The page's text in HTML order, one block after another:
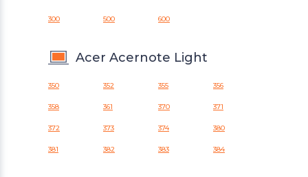
300 500 600
Acer Acernote Light
350 352 355 356
358 361 370 371
372 373 374 380
381 382 383 384